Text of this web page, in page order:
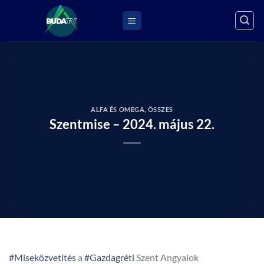
ALFA ÉS OMEGA ÖSSZES
Szentmise – 2024. május 22.
#Miseközvetítésa #Gazdagréti Szent Angyalok